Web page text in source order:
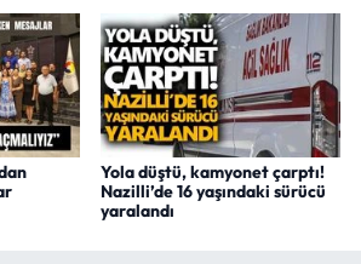
Yola düştü, kamyonet çarptı!
Nazilli’de 16 yaşındaki sürücü
yaralandı